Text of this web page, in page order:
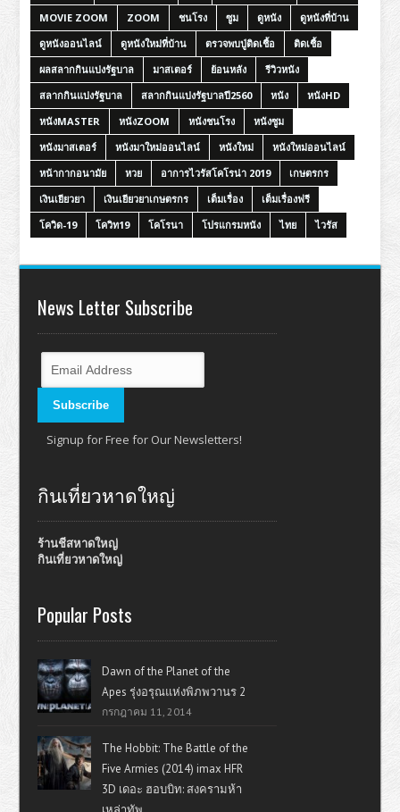
MOVIE ZOOM
ZOOM ชนโรง ซูม ดูหนัง
ดูหนังที่บ้าน
ดูหนังออนไลน์
ดูหนังใหม่ที่บ้าน ตรวจพบปู่ติดเชื้อ
ติดเชื้อ
ผลสลากกินแบ่งรัฐบาล
มาสเตอร์ ย้อนหลัง
รีวิวหนัง
สลากกินแบ่งรัฐบาล
สลากกินแบ่งรัฐบาลปี2560 หนัง
หนังHD
หนังMASTER
หนังZOOM หนังชนโรง
หนังซูม
หนังมาสเตอร์
หนังมาใหม่ออนไลน์ หนังใหม่
หนังใหม่ออนไลน์
หน้ากากอนามัย
หวย อาการไวรัสโคโรน่า 2019
เกษตรกร
เงินเยียวยา
เงินเยียวยาเกษตรกร เต็มเรื่อง
เต็มเรื่องฟรี
โควิด-19
โควิท19 โคโรนา โปรแกรมหนัง ไทย ไวรัส
News Letter Subscribe
Signup for Free for Our Newsletters!
กินเที่ยวหาดใหญ่
ร้านชีสหาดใหญ่
กินเที่ยวหาดใหญ่
Popular Posts
Dawn of the Planet of the
Apes รุ่งอรุณแห่งพิภพวานร 2
กรกฎาคม 11, 2014
The Hobbit: The Battle of the
Five Armies (2014) imax HFR
3D เดอะ ฮอบบิท: สงครามห้า